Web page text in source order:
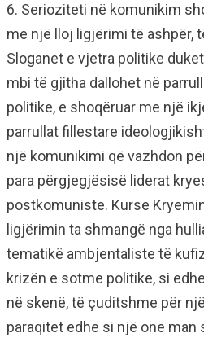
6. Serioziteti në komunikim
me një lloj ligjërimi të ashpër,
Sloganet e vjetra politike
mbi të gjitha dallohet në
politike, e shoqëruar me një
parrullat fillestare
një komunikimi që vazhdon
para përgjegjësisë liderat
postkomuniste. Kurse
ligjërimin ta shmangë nga
tematikë ambjentaliste të
krizën e sotme politike, si
në skenë, të çuditshme për
paraqitet edhe si një one man